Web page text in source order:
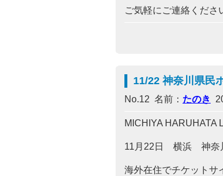
ご気軽にご連絡くださ
11/22 神奈川県
No.12 名前： たのき
MICHIYA HARUHATA
11月22日 横浜 神奈
海外在住でチケットサ